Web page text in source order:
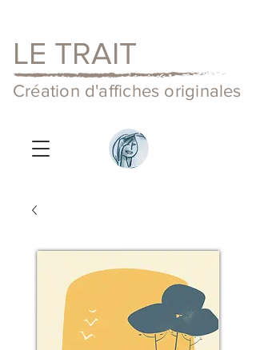
LE TRAIT
Création d'affiches originales